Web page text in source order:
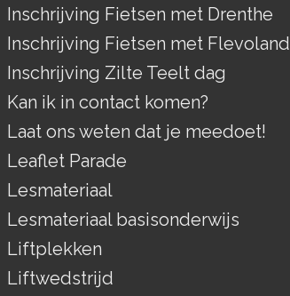
Inschrijving Fietsen met Drenthe
Inschrijving Fietsen met Flevoland
Inschrijving Zilte Teelt dag
Kan ik in contact komen?
Laat ons weten dat je meedoet!
Leaflet Parade
Lesmateriaal
Lesmateriaal basisonderwijs
Liftplekken
Liftwedstrijd